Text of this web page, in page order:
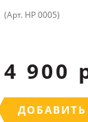
(Арт. HP 0005)
4 900